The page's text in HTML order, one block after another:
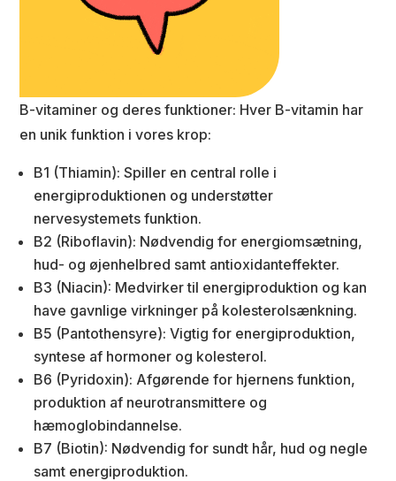
B-vitaminer og deres funktioner: Hver B-vitamin har
en unik funktion i vores krop:
B1 (Thiamin): Spiller en central rolle i
energiproduktionen og understøtter
nervesystemets funktion.
B2 (Riboflavin): Nødvendig for energiomsætning,
hud- og øjenhelbred samt antioxidanteffekter.
B3 (Niacin): Medvirker til energiproduktion og kan
have gavnlige virkninger på kolesterolsænkning.
B5 (Pantothensyre): Vigtig for energiproduktion,
syntese af hormoner og kolesterol.
B6 (Pyridoxin): Afgørende for hjernens funktion,
produktion af neurotransmittere og
hæmoglobindannelse.
B7 (Biotin): Nødvendig for sundt hår, hud og negle
samt energiproduktion.